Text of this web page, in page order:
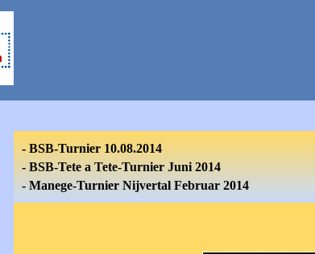
▼
▼
- BSB-Turnier 10.08.2014
- BSB-Tete a Tete-Turnier Juni 2014
- Manege-Turnier Nijvertal Februar 2014